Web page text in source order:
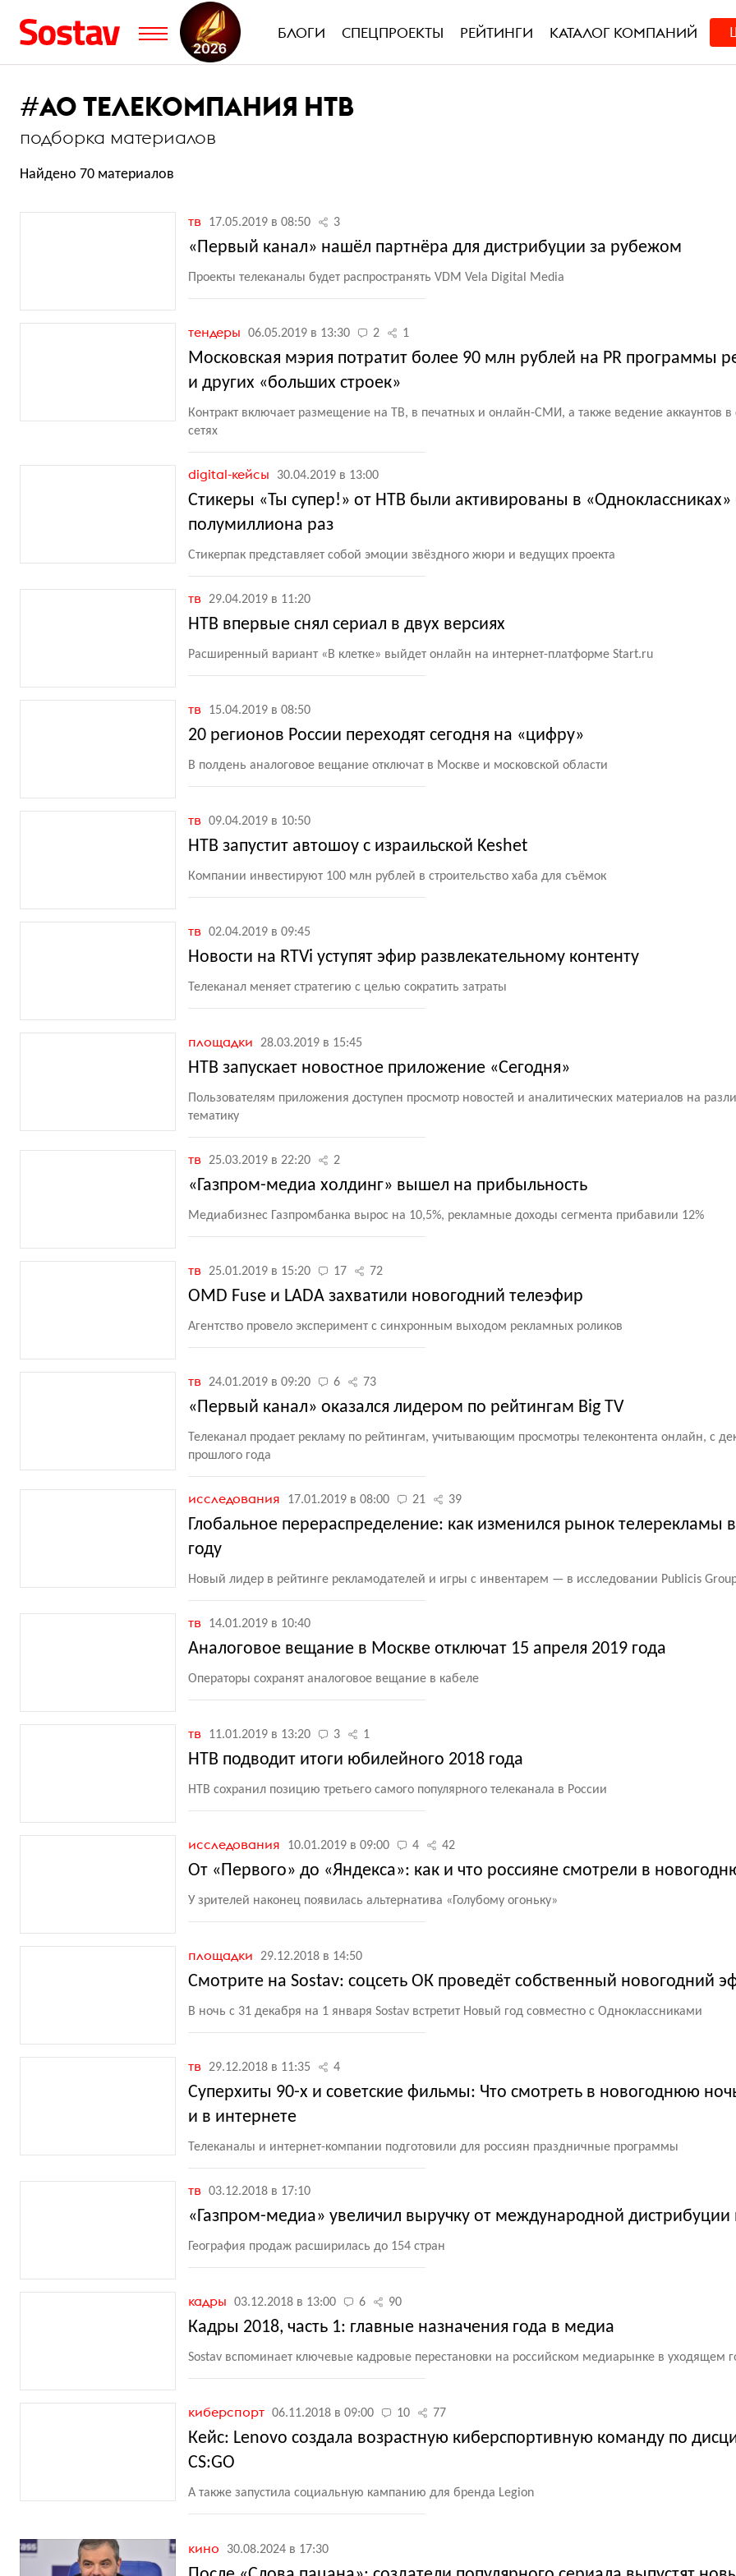
БЛОГИ СПЕЦПРОЕКТЫ РЕЙТИНГИ КАТАЛОГ КОМПАНИЙ
#АО ТЕЛЕКОМПАНИЯ НТВ
подборка материалов
Найдено 70 материалов
тв 17.05.2019 в 08:50 3
«Первый канал» нашёл партнёра для дистрибуции за рубежом
Проекты телеканалы будет распространять VDM Vela Digital Media
тендеры 06.05.2019 в 13:30 2 1
Московская мэрия потратит более 90 млн рублей на PR программы
и других «больших строек»
Контракт включает размещение на ТВ, в печатных и онлайн-СМИ, а также ведение аккаунтов
сетях
digital-кейсы 30.04.2019 в 13:00
Стикеры «Ты супер!» от НТВ были активированы в «Одноклассниках»
полумиллиона раз
Стикерпак представляет собой эмоции звёздного жюри и ведущих проекта
тв 29.04.2019 в 11:20
НТВ впервые снял сериал в двух версиях
Расширенный вариант «В клетке» выйдет онлайн на интернет-платформе Start.ru
тв 15.04.2019 в 08:50
20 регионов России переходят сегодня на «цифру»
В полдень аналоговое вещание отключат в Москве и московской области
тв 09.04.2019 в 10:50
НТВ запустит автошоу с израильской Keshet
Компании инвестируют 100 млн рублей в строительство хаба для съёмок
тв 02.04.2019 в 09:45
Новости на RTVi уступят эфир развлекательному контенту
Телеканал меняет стратегию с целью сократить затраты
площадки 28.03.2019 в 15:45
НТВ запускает новостное приложение «Сегодня»
Пользователям приложения доступен просмотр новостей и аналитических материалов на
тематику
тв 25.03.2019 в 22:20 2
«Газпром-медиа холдинг» вышел на прибыльность
Медиабизнес Газпромбанка вырос на 10,5%, рекламные доходы сегмента прибавили 12%
тв 25.01.2019 в 15:20 17 72
OMD Fuse и LADA захватили новогодний телеэфир
Агентство провело эксперимент с синхронным выходом рекламных роликов
тв 24.01.2019 в 09:20 6 73
«Первый канал» оказался лидером по рейтингам Big TV
Телеканал продает рекламу по рейтингам, учитывающим просмотры телеконтента онлайн, с
прошлого года
исследования 17.01.2019 в 08:00 21 39
Глобальное перераспределение: как изменился рынок телерекламы
году
Новый лидер в рейтинге рекламодателей и игры с инвентарем — в исследовании Publicis
тв 14.01.2019 в 10:40
Аналоговое вещание в Москве отключат 15 апреля 2019 года
Операторы сохранят аналоговое вещание в кабеле
тв 11.01.2019 в 13:20 3 1
НТВ подводит итоги юбилейного 2018 года
НТВ сохранил позицию третьего самого популярного телеканала в России
исследования 10.01.2019 в 09:00 4 42
От «Первого» до «Яндекса»: как и что россияне смотрели в
У зрителей наконец появилась альтернатива « Голубому огоньку»
площадки 29.12.2018 в 14:50
Смотрите на Sostav: соцсеть ОК проведёт собственный новогодний
В ночь с 31 декабря на 1 января Sostav встретит Новый год совместно с Одноклассниками
тв 29.12.2018 в 11:35 4
Cуперхиты 90-х и советские фильмы: Что смотреть в новогоднюю
и в интернете
Телеканалы и интернет-компании подготовили для россиян праздничные программы
тв 03.12.2018 в 17:10
«Газпром-медиа» увеличил выручку от международной дистрибуции
География продаж расширилась до 154 стран
кадры 03.12.2018 в 13:00 6 90
Кадры 2018, часть 1: главные назначения года в медиа
Sostav вспоминает ключевые кадровые перестановки на российском медиарынке в уходящем
киберспорт 06.11.2018 в 09:00 10 77
Кейс: Lenovo создала возрастную киберспортивную команду по
CS:GO
А также запустила социальную кампанию для бренда Legion
кино 30.08.2024 в 17:30